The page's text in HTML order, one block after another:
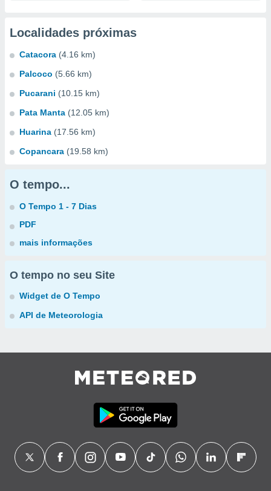
Localidades próximas
Catacora (4.16 km)
Palcoco (5.66 km)
Pucarani (10.15 km)
Pata Manta (12.05 km)
Huarina (17.56 km)
Copancara (19.58 km)
O tempo...
O Tempo 1 - 7 Dias
PDF
mais informações
O tempo no seu Site
Widget de O Tempo
API de Meteorologia